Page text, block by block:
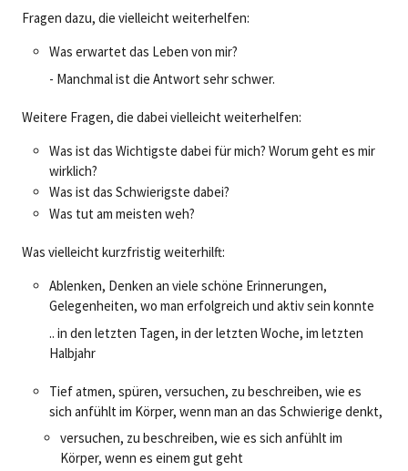
Fragen dazu, die vielleicht weiterhelfen:
Was erwartet das Leben von mir?
- Manchmal ist die Antwort sehr schwer.
Weitere Fragen, die dabei vielleicht weiterhelfen:
Was ist das Wichtigste dabei für mich? Worum geht es mir
wirklich?
Was ist das Schwierigste dabei?
Was tut am meisten weh?
Was vielleicht kurzfristig weiterhilft:
Ablenken, Denken an viele schöne Erinnerungen,
Gelegenheiten, wo man erfolgreich und aktiv sein konnte
.. in den letzten Tagen, in der letzten Woche, im letzten
Halbjahr
Tief atmen, spüren, versuchen, zu beschreiben, wie es
sich anfühlt im Körper, wenn man an das Schwierige denkt,
versuchen, zu beschreiben, wie es sich anfühlt im
Körper, wenn es einem gut geht